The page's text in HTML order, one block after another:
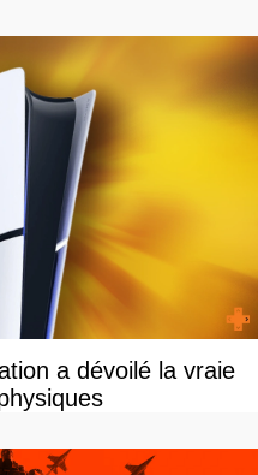
a dévoilé la vraie